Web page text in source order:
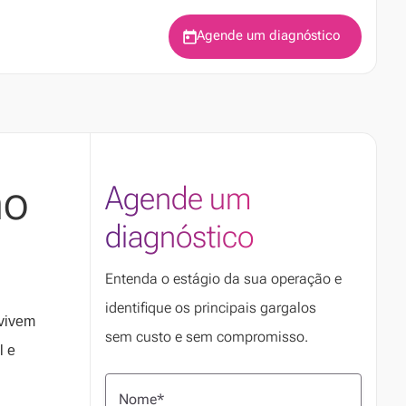
Agende um diagnóstico
e
Agende um
diagnóstico
Entenda o estágio da sua operação e
identifique os principais gargalos
sem custo e sem compromisso.